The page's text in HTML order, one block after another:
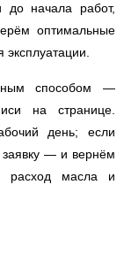
до начала работ,
оптимальные
способом —
на странице.
день; если
заявку — и вернём
расход масла и